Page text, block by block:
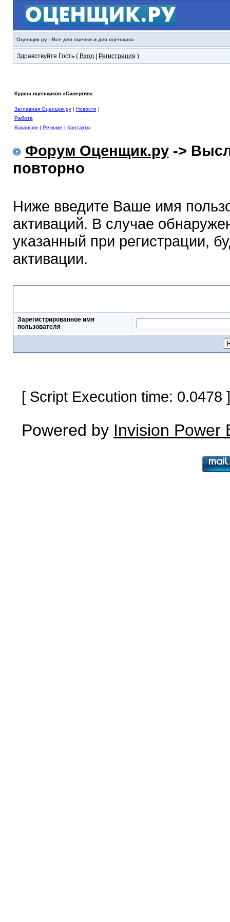
Оценщик.ру - Все для оценки и для оценщика
Здравствуйте Гость ( Вход| Регистрация )
Курсы оценщиков «Синергия»
Заглавная Оценщик.ру| Новости |
Работа
Вакансии | Резюме | Контакты
Форум Оценщик.ру->
повторно
Ниже введите Ваше имя
активаций. В случае
указанный при регистрации,
активации.
Зарегистрированное имя
пользователя
[ Script Execution time:
Powered by Invision Power